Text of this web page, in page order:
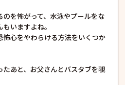
を怖がって、水泳やプールをな
いますよね。
心をやわらける方法をいくつか
あと、お父さんとバスタブを覗